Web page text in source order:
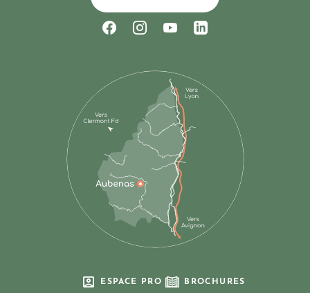
Suivez-nous sur Facebook
Suivez-nous sur Instagram
Suivez-nous sur
Suivez-nous sur
ESPACE PRO BROCHURES